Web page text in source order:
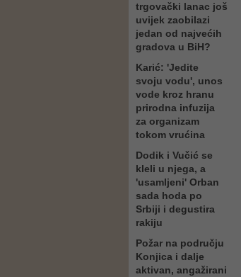
trgovački lanac još
uvijek zaobilazi
jedan od najvećih
gradova u BiH?
Karić: 'Jedite
svoju vodu', unos
vode kroz hranu
prirodna infuzija
za organizam
tokom vrućina
Dodik i Vučić se
kleli u njega, a
'usamljeni' Orban
sada hoda po
Srbiji i degustira
rakiju
Požar na području
Konjica i dalje
aktivan, angažirani